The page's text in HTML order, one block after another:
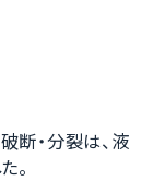
断・分裂は、液
。